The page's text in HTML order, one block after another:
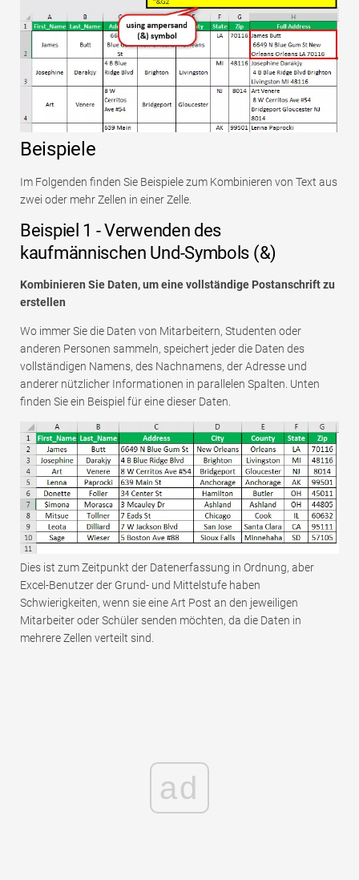
Beispiele
Im Folgenden finden Sie Beispiele zum Kombinieren von Text aus
zwei oder mehr Zellen in einer Zelle.
Beispiel 1 - Verwenden des
kaufmännischen Und-Symbols (&)
Kombinieren Sie Daten, um eine vollständige Postanschrift zu
erstellen
Wo immer Sie die Daten von Mitarbeitern, Studenten oder
anderen Personen sammeln, speichert jeder die Daten des
vollständigen Namens, des Nachnamens, der Adresse und
anderer nützlicher Informationen in parallelen Spalten. Unten
finden Sie ein Beispiel für eine dieser Daten.
Dies ist zum Zeitpunkt der Datenerfassung in Ordnung, aber
Excel-Benutzer der Grund- und Mittelstufe haben
Schwierigkeiten, wenn sie eine Art Post an den jeweiligen
Mitarbeiter oder Schüler senden möchten, da die Daten in
mehrere Zellen verteilt sind.
ad